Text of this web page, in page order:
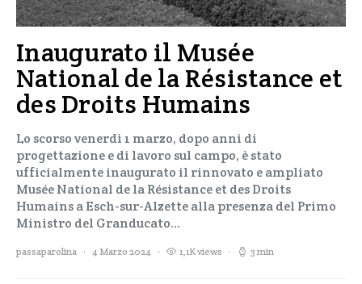
Inaugurato il Musée
National de la Résistance et
des Droits Humains
Lo scorso venerdì 1 marzo, dopo anni di
progettazione e di lavoro sul campo, è stato
ufficialmente inaugurato il rinnovato e ampliato
Musée National de la Résistance et des Droits
Humains a Esch-sur-Alzette alla presenza del Primo
Ministro del Granducato…
passaparolina 4 Marzo 2024 1,1K views 3 min